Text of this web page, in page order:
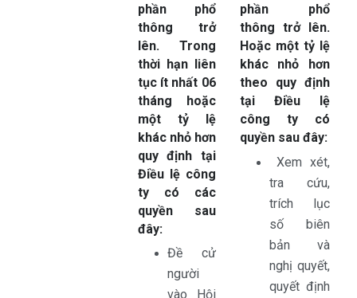
phần phổ
thông trở
lên. Trong
thời hạn liên
tục ít nhất 06
tháng hoặc
một tỷ lệ
khác nhỏ hơn
quy định tại
Điều lệ công
ty có các
quyền sau
đây:
Đề cử
người
vào Hội
phần phổ
thông trở lên.
Hoặc một tỷ lệ
khác nhỏ hơn
theo quy định
tại Điều lệ
công ty có
quyền sau đây:
Xem xét,
tra cứu,
trích lục
số biên
bản và
nghị quyết,
quyết định